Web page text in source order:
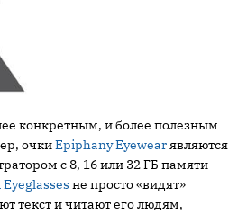
конкретным, и более полезным
очкиEpiphany Eyewearявляются
с 8, 16 или 32 ГБ памяти
Eyeglasses не просто «видят»
текст и читают его людям,